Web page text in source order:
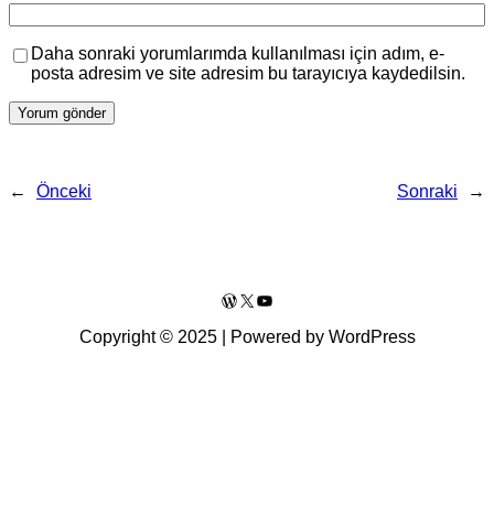
Daha sonraki yorumlarımda kullanılması için adım, e-
posta adresim ve site adresim bu tarayıcıya kaydedilsin.
← Önceki Sonraki →
WordPress
X YouTube
Copyright © 2025 | Powered by WordPress